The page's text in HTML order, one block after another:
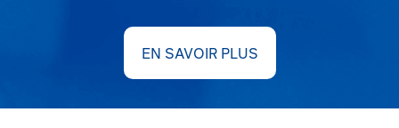
EN SAVOIR PLUS